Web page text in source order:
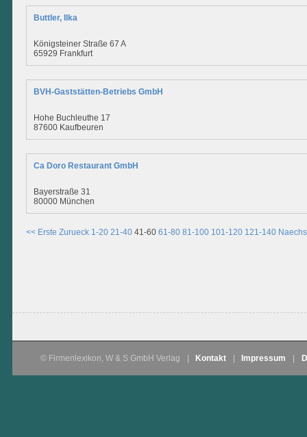
Buttler, Ilka
Königsteiner Straße 67 A
65929 Frankfurt
BVH-Gaststätten-Betriebs GmbH
Hohe Buchleuthe 17
87600 Kaufbeuren
Ca Doro Restaurant GmbH
Bayerstraße 31
80000 München
<< Erste Zurueck 1-20 21-40 41-60 61-80 81-100 101-120 121-140
© Firmenlexikon, W & S GmbH Verlag Kontakt Impressum